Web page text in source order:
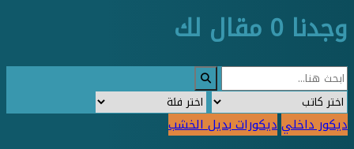
وجدنا 0 مقال لك
ديكور داخليديكورات بديل الخشب